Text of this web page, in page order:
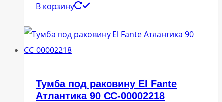
В корзину
Тумба под раковину El Fante
Атлантика 90 СС-00002218